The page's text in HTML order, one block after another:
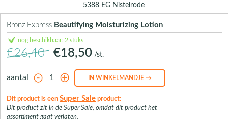
Bronz'Express Beautifying Moisturizing Lotion
nog beschikbaar: 2 stuks
€26,40 €18,50 /st.
aantal
Dit product is een Super Sale product:
Dit product zit in de Super Sale, omdat dit product het
assortiment gaat verlaten.
5388 EG Nistelrode
E.info@skin-shop.nl
T.0412 - 312 804
M.06 104 33 489 (WhatsApp)
Contact